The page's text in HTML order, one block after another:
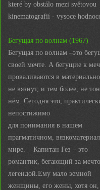
které by obstálo mezi světovou
kinematografií - vysoce
Бегущая по волнам (1967)
Бегущая по волнам –это
своей мечте. А бегущие к
проваливаются в
не вязнут, и тем более, не
нём. Сегодня это,
непостижимо
для понимания в нашем
прагматичном,
мире. Капитан Гез – это
романтик, бегающий за
легендой.Ему мало земной
женщины, его жены, хотя он,